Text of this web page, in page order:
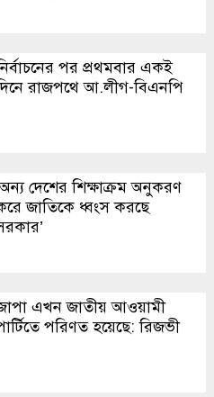
পর প্রথমবার একই
রাজপথে আ.লীগ-বিএনপি
দেশের শিক্ষাক্রম অনুকরণ
জাতিকে ধ্বংস করছে
এখন জাতীয় আওয়ামী
পরিণত হয়েছে: রিজভী